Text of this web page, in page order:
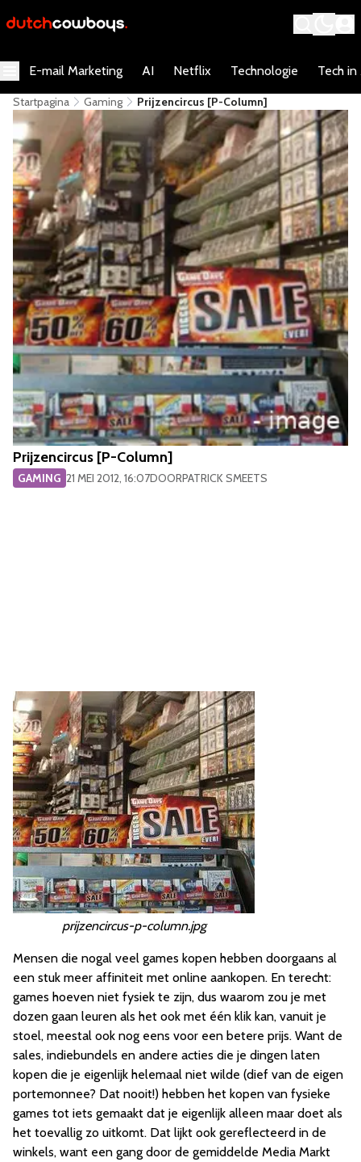
E-mail Marketing AI Netflix Technologie Tech in
Startpagina Gaming Prijzencircus [P-Column]
Prijzencircus [P-Column]
GAMING 21 MEI 2012, 16:07DOORPATRICK SMEETS
prijzencircus-p-column.jpg
Mensen die nogal veel games kopen hebben doorgaans al
een stuk meer affiniteit met online aankopen. En terecht:
games hoeven niet fysiek te zijn, dus waarom zou je met
dozen gaan leuren als het ook met één klik kan, vanuit je
stoel, meestal ook nog eens voor een betere prijs. Want de
sales, indiebundels en andere acties die je dingen laten
kopen die je eigenlijk helemaal niet wilde (dief van de eigen
portemonnee? Dat nooit!) hebben het kopen van fysieke
games tot iets gemaakt dat je eigenlijk alleen maar doet als
het toevallig zo uitkomt. Dat lijkt ook gereflecteerd in de
winkels, want een gang door de gemiddelde Media Markt